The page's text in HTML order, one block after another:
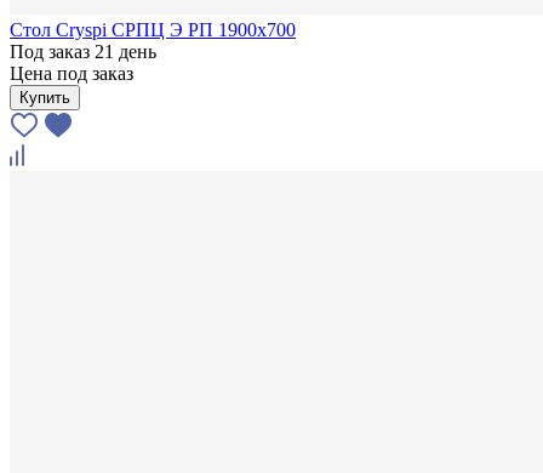
Стол Cryspi СРПЦ Э РП 1900х700
Под заказ 21 день
Цена под заказ
Купить